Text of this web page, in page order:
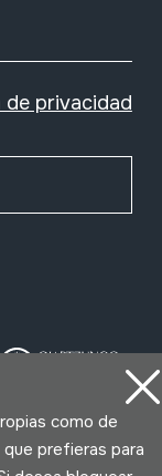
privacidad
como de
prefieras para